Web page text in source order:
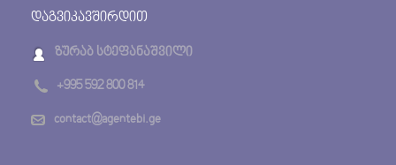
დაგვიკავშირდით
ზურაბ სტეფანაშვილი
+995 592 800 814
contact@agentebi.ge